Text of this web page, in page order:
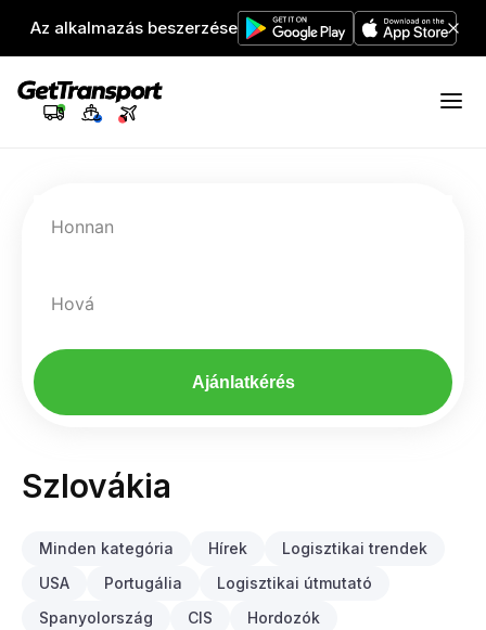
Az alkalmazás beszerzése
Honnan
Hová
Ajánlatkérés
Szlovákia
Minden kategória Hírek
Logisztikai trendek
USA
Portugália
Logisztikai útmutató
Spanyolország
CIS
Hordozók